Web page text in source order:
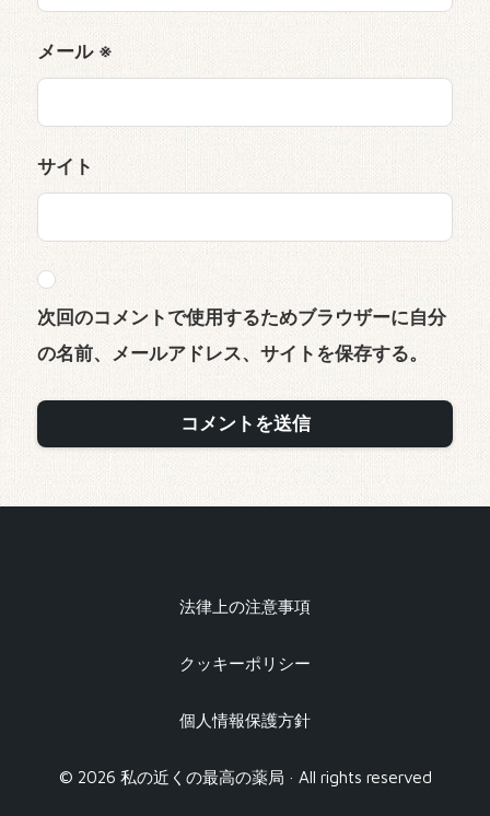
メール ※
サイト
次回のコメントで使用するためブラウザーに自分
の名前、メールアドレス、サイトを保存する。
法律上の注意事項
クッキーポリシー
個人情報保護方針
© 2026 私の近くの最高の薬局 · All rights reserved